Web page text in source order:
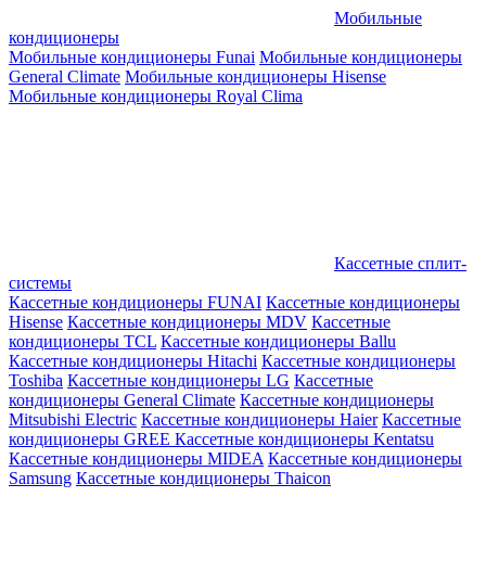
Мобильные
кондиционеры
Мобильные кондиционеры Funai Мобильные кондиционеры
General Climate Мобильные кондиционеры Hisense
Мобильные кондиционеры Royal Clima
Кассетные сплит-
системы
Кассетные кондиционеры FUNAI Кассетные кондиционеры
Hisense Кассетные кондиционеры MDV Кассетные
кондиционеры TCL Кассетные кондиционеры Ballu
Кассетные кондиционеры Hitachi Кассетные кондиционеры
Toshiba Кассетные кондиционеры LG Кассетные
кондиционеры General Climate Кассетные кондиционеры
Mitsubishi Electric Кассетные кондиционеры Haier Кассетные
кондиционеры GREE Кассетные кондиционеры Kentatsu
Кассетные кондиционеры MIDEA Кассетные кондиционеры
Samsung Кассетные кондиционеры Thaicon